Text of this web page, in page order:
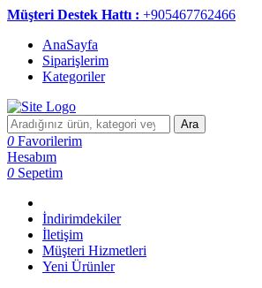
Müşteri Destek Hattı : +905467762466
AnaSayfa
Siparişlerim
Kategoriler
Ara
0 Favorilerim
Hesabım
0 Sepetim
İndirimdekiler
İletişim
Müşteri Hizmetleri
Yeni Ürünler